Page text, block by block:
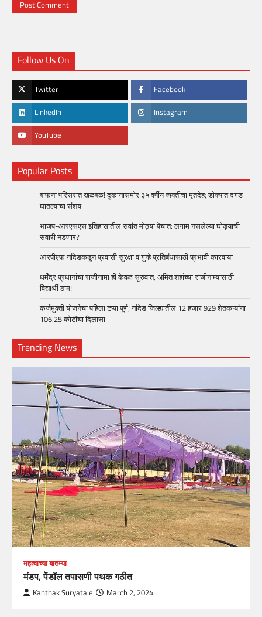
Follow Us On
Twitter Facebook
LinkedIn Instagram
YouTube
Popular Posts
बाफना परिसरात खळबळ! दुकानासमोर ३५ वर्षीय व्यक्तीचा मृतदेह; डोक्यात दगड
घातल्याचा संशय
भाजप-आरएसएस इतिहासातील सर्वात मोठ्या पेचात: लगाम नसलेल्या घोड्याची
सवारी नडणार?
आरपीएफ नांदेडकडून प्रवासी सुरक्षा व गुन्हे प्रतिबंधासाठी प्रभावी कारवाया
धर्मेंद्र प्रधानांचा राजीनामा ही केवळ सुरुवात, अमित शहांच्या राजीनाम्यासाठी
विद्यार्थी ठाम!
कर्जमुक्ती योजनेचा पहिला टप्पा पूर्ण; नांदेड जिल्ह्यातील 12 हजार 929 शेतकऱ्यांना
106.25 कोटींचा दिलासा
Trending News
महत्वाच्या बातम्या
मंडप, पेंडॉल तपासणी पथक गठीत
Kanthak Suryatale March 2, 2024